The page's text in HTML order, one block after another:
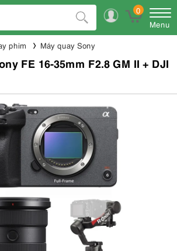
0
Menu
phim Máy quay Sony
FE 16-35mm F2.8 GM II + DJI